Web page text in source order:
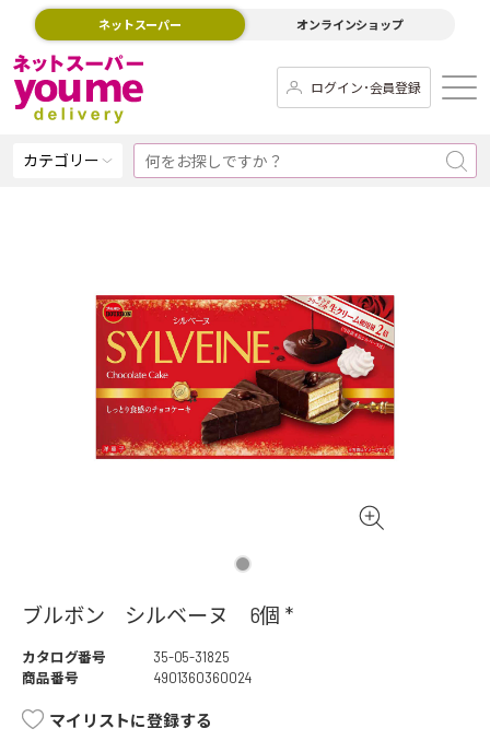
ネットスーパー オンラインショップ
ログイン･会員登録
カテゴリー
ブルボン シルベーヌ 6個 *
カタログ番号
35-05-31825
商品番号
4901360360024
マイリストに登録する